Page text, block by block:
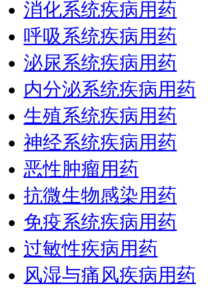
消化系统疾病用药
呼吸系统疾病用药
泌尿系统疾病用药
内分泌系统疾病用药
生殖系统疾病用药
神经系统疾病用药
恶性肿瘤用药
抗微生物感染用药
免疫系统疾病用药
过敏性疾病用药
风湿与痛风疾病用药